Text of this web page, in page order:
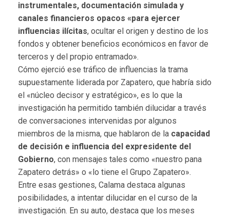
instrumentales, documentación simulada y
canales financieros opacos «para ejercer
influencias ilícitas, ocultar el origen y destino de los
fondos y obtener beneficios económicos en favor de
terceros y del propio entramado».
Cómo ejerció ese tráfico de influencias la trama
supuestamente liderada por Zapatero, que habría sido
el «núcleo decisor y estratégico», es lo que la
investigación ha permitido también dilucidar a través
de conversaciones intervenidas por algunos
miembros de la misma, que hablaron de la capacidad
de decisión e influencia del expresidente del
Gobierno, con mensajes tales como «nuestro pana
Zapatero detrás» o «lo tiene el Grupo Zapatero».
Entre esas gestiones, Calama destaca algunas
posibilidades, a intentar dilucidar en el curso de la
investigación. En su auto, destaca que los meses